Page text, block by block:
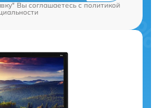
Вы соглашаетесь cполитикой